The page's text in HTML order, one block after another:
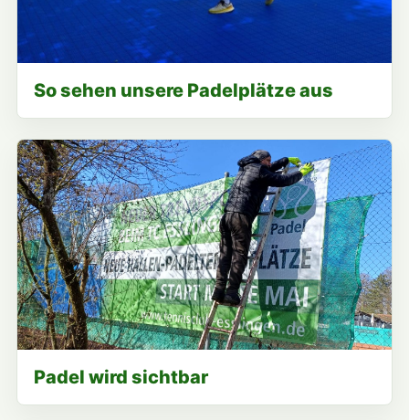
So sehen unsere Padelplätze aus
Padel wird sichtbar